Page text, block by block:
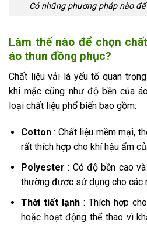
Có những phương pháp nào
Làm thế nào để chọn
áo thun đồng phục?
Chất liệu vải là yếu tố quan
khi mặc cũng như độ bền của
loại chất liệu phổ biến bao gồm:
Cotton: Chất liệu mềm mại,
rất thích hợp cho khí hậu ẩm
Polyester : Có độ bền cao
thường được sử dụng cho các
Thời tiết lạnh: Thích hợp
hoặc hoạt động thể thao vì